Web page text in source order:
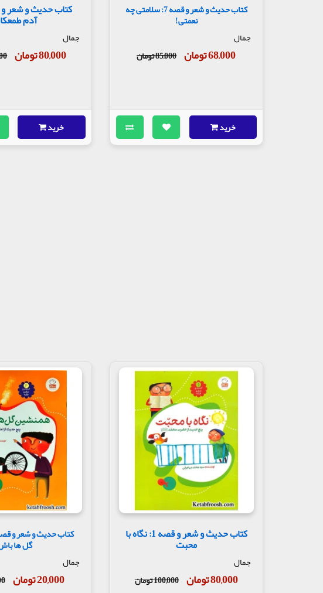
کتاب حدیث و شعر و قصه 7: سلامتی چه
نعمتی!
جمال
68,000 تومان 85,000 تومان
خرید
آدم
جمال
80,000 تومان
خرید
کتاب حدیث و شعر و قصه 1: نگاه با
محبت
جمال
80,000 تومان 100,000 تومان
گل ها
جمال
20,000 تومان